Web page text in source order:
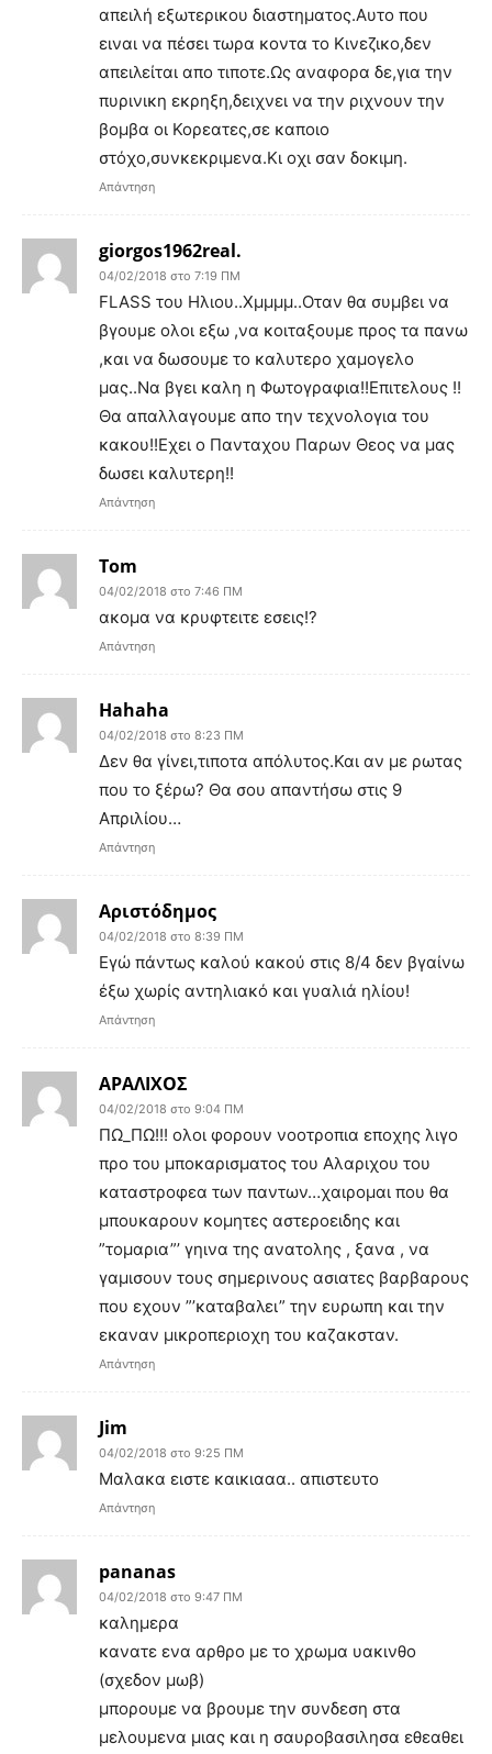
απειλή εξωτερικου διαστηματος.Αυτο που
ειναι να πέσει τωρα κοντα το Κινεζικο,δεν
απειλείται απο τιποτε.Ως αναφορα δε,για την
πυρινικη εκρηξη,δειχνει να την ριχνουν την
βομβα οι Κορεατες,σε καποιο
στόχο,συνκεκριμενα.Κι οχι σαν δοκιμη.
Απάντηση
giorgos1962real.
04/02/2018 στο 7:19 ΠΜ
FLASS του Ηλιου..Χμμμμ..Οταν θα συμβει να
βγουμε ολοι εξω ,να κοιταξουμε προς τα πανω
,και να δωσουμε το καλυτερο χαμογελο
μας..Να βγει καλη η Φωτογραφια!!Επιτελους !!
Θα απαλλαγουμε απο την τεχνολογια του
κακου!!Εχει ο Πανταχου Παρων Θεος να μας
δωσει καλυτερη!!
Απάντηση
Tom
04/02/2018 στο 7:46 ΠΜ
ακομα να κρυφτειτε εσεις!?
Απάντηση
Hahaha
04/02/2018 στο 8:23 ΠΜ
Δεν θα γίνει,τιποτα απόλυτος.Και αν με ρωτας
που το ξέρω? Θα σου απαντήσω στις 9
Απριλίου…
Απάντηση
Αριστόδημος
04/02/2018 στο 8:39 ΠΜ
Εγώ πάντως καλού κακού στις 8/4 δεν βγαίνω
έξω χωρίς αντηλιακό και γυαλιά ηλίου!
Απάντηση
ΑΡΑΛΙΧΟΣ
04/02/2018 στο 9:04 ΠΜ
ΠΩ_ΠΩ!!! ολοι φορουν νοοτροπια εποχης λιγο
προ του μποκαρισματος του Αλαριχου του
καταστροφεα των παντων…χαιρομαι που θα
μπουκαρουν κομητες αστεροειδης και
”τομαρια”’ γηινα της ανατολης , ξανα , να
γαμισουν τους σημερινους ασιατες βαρβαρους
που εχουν ”’καταβαλει” την ευρωπη και την
εκαναν μικροπεριοχη του καζακσταν.
Απάντηση
Jim
04/02/2018 στο 9:25 ΠΜ
Μαλακα ειστε καικιααα.. απιστευτο
Απάντηση
pananas
04/02/2018 στο 9:47 ΠΜ
καλημερα
κανατε ενα αρθρο με το χρωμα υακινθο
(σχεδον μωβ)
μπορουμε να βρουμε την συνδεση στα
μελουμενα μιας και η σαυροβασιλησα εθεαθει